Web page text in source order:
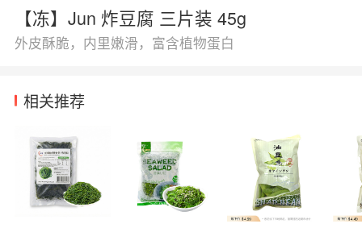
【冻】Jun 炸豆腐 三片装 45g
外皮酥脆，内里嫩滑，富含植物蛋白
相关推荐